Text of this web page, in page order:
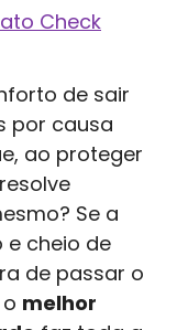
Check
de sair
por causa
ao proteger
Se a
cheio de
de passar o
melhor